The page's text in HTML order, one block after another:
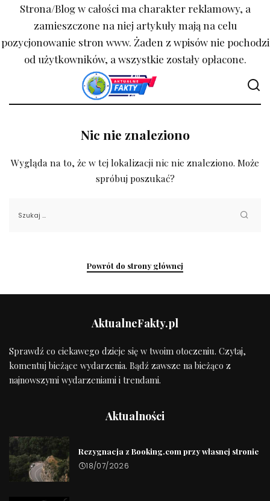
Strona/Blog w całości ma charakter reklamowy, a
zamieszczone na niej artykuły mają na celu
pozycjonowanie stron www. Żaden z wpisów nie pochodzi
od użytkowników, a wszystkie zostały opłacone.
Nic nie znaleziono
Wygląda na to, że w tej lokalizacji nic nie znaleziono. Może
spróbuj poszukać?
Powrót do strony głównej
AktualneFakty.pl
Sprawdź co ciekawego dzieje się w twoim otoczeniu. Czytaj,
komentuj bieżące wydarzenia. Bądź zawsze na bieżąco z
najnowszymi wydarzeniami i trendami.
Aktualności
Rezygnacja z Booking.com przy własnej stronie
18/07/2026